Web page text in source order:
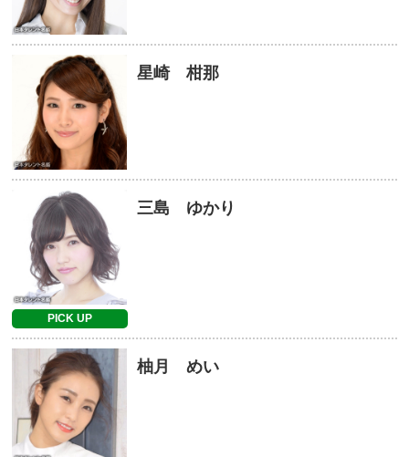
星崎 柑那
PICK UP
三島 ゆかり
柚月 めい